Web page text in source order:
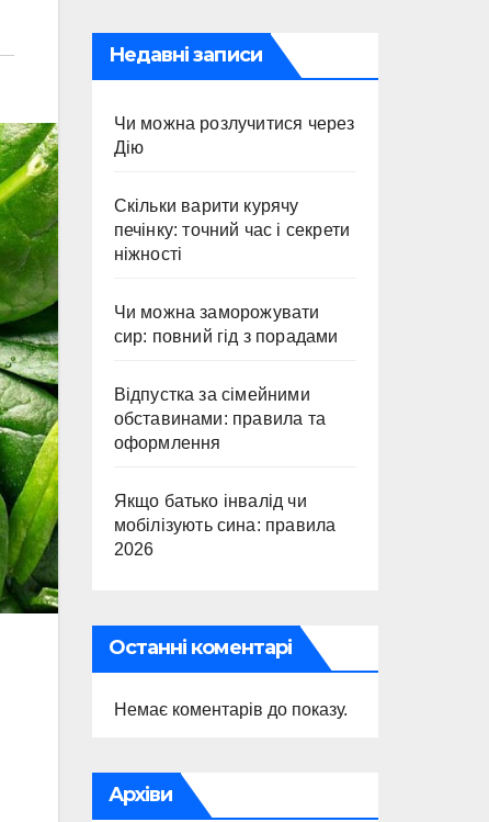
Недавні записи
Чи можна розлучитися через
Дію
Скільки варити курячу
печінку: точний час і секрети
ніжності
Чи можна заморожувати
сир: повний гід з порадами
Відпустка за сімейними
обставинами: правила та
оформлення
Якщо батько інвалід чи
мобілізують сина: правила
2026
Останні коментарі
Немає коментарів до показу.
Архіви